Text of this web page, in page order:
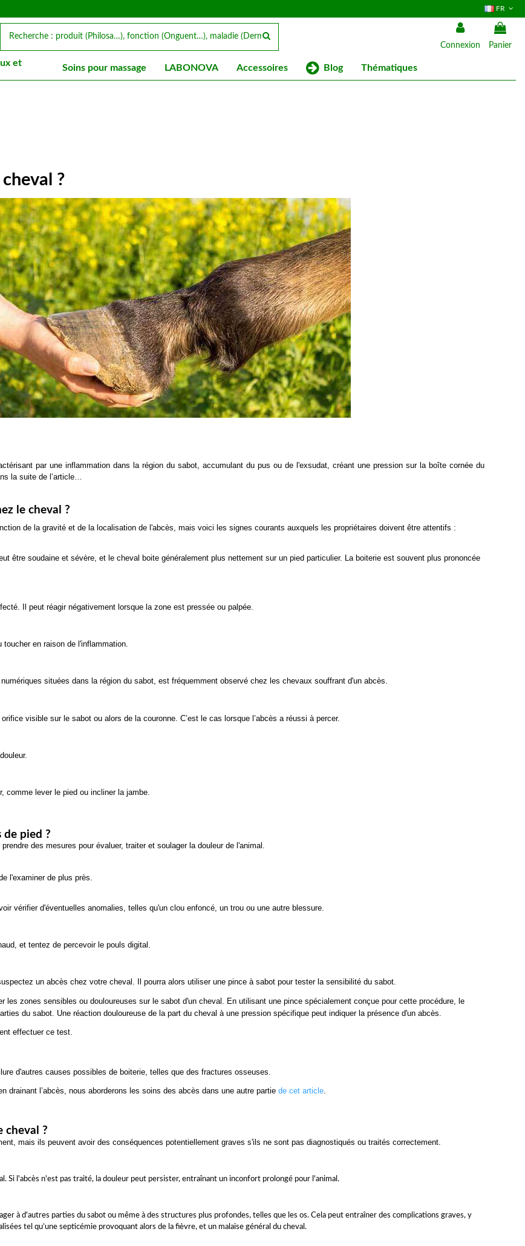
FR
Connexion Panier
et
Soins pour massage LABONOVA Accessoires Blog Thématiques
?
par une inflammation dans la région du sabot, accumulant du pus ou de l'exsudat, créant une pression sur la boîte cornée du
la suite de l’article…
le cheval ?
de la gravité et de la localisation de l'abcès, mais voici les signes courants auxquels les propriétaires doivent être attentifs :
être soudaine et sévère, et le cheval boite généralement plus nettement sur un pied particulier. La boiterie est souvent plus prononcée
Il peut réagir négativement lorsque la zone est pressée ou palpée.
en raison de l'inflammation.
situées dans la région du sabot, est fréquemment observé chez les chevaux souffrant d'un abcès.
visible sur le sabot ou alors de la couronne. C’est le cas lorsque l’abcès a réussi à percer.
comme lever le pied ou incliner la jambe.
pied ?
des mesures pour évaluer, traiter et soulager la douleur de l'animal.
l'examiner de plus près.
vérifier d'éventuelles anomalies, telles qu'un clou enfoncé, un trou ou une autre blessure.
et tentez de percevoir le pouls digital.
un abcès chez votre cheval. Il pourra alors utiliser une pince à sabot pour tester la sensibilité du sabot.
les zones sensibles ou douloureuses sur le sabot d'un cheval. En utilisant une pince spécialement conçue pour cette procédure, le
du sabot. Une réaction douloureuse de la part du cheval à une pression spécifique peut indiquer la présence d'un abcès.
effectuer ce test.
d'autres causes possibles de boiterie, telles que des fractures osseuses.
drainant l’abcès, nous aborderons les soins des abcès dans une autre partie de cet article
cheval ?
mais ils peuvent avoir des conséquences potentiellement graves s'ils ne sont pas diagnostiqués ou traités correctement.
Si l'abcès n'est pas traité, la douleur peut persister, entraînant un inconfort prolongé pour l'animal.
à d'autres parties du sabot ou même à des structures plus profondes, telles que les os. Cela peut entraîner des complications graves, y
tel qu’une septicémie provoquant alors de la fièvre, et un malaise général du cheval.